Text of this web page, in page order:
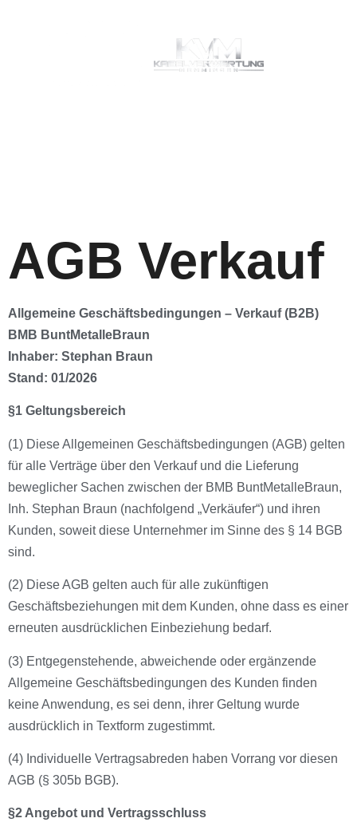
AGB Verkauf
Allgemeine Geschäftsbedingungen – Verkauf (B2B)
BMB BuntMetalleBraun
Inhaber: Stephan Braun
Stand: 01/2026
§1 Geltungsbereich
(1) Diese Allgemeinen Geschäftsbedingungen (AGB) gelten
für alle Verträge über den Verkauf und die Lieferung
beweglicher Sachen zwischen der BMB BuntMetalleBraun,
Inh. Stephan Braun (nachfolgend „Verkäufer“) und ihren
Kunden, soweit diese Unternehmer im Sinne des § 14 BGB
sind.
(2) Diese AGB gelten auch für alle zukünftigen
Geschäftsbeziehungen mit dem Kunden, ohne dass es einer
erneuten ausdrücklichen Einbeziehung bedarf.
(3) Entgegenstehende, abweichende oder ergänzende
Allgemeine Geschäftsbedingungen des Kunden finden
keine Anwendung, es sei denn, ihrer Geltung wurde
ausdrücklich in Textform zugestimmt.
(4) Individuelle Vertragsabreden haben Vorrang vor diesen
AGB (§ 305b BGB).
§2 Angebot und Vertragsschluss